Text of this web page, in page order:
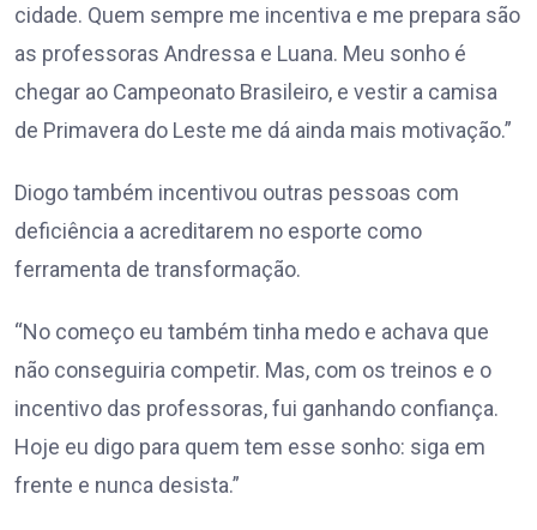
cidade. Quem sempre me incentiva e me prepara são
as professoras Andressa e Luana. Meu sonho é
chegar ao Campeonato Brasileiro, e vestir a camisa
de Primavera do Leste me dá ainda mais motivação.”
Diogo também incentivou outras pessoas com
deficiência a acreditarem no esporte como
ferramenta de transformação.
“No começo eu também tinha medo e achava que
não conseguiria competir. Mas, com os treinos e o
incentivo das professoras, fui ganhando confiança.
Hoje eu digo para quem tem esse sonho: siga em
frente e nunca desista.”